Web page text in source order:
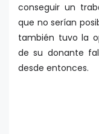
conseguir un
que no serían
también tuvo la
de su donante
desde entonces.